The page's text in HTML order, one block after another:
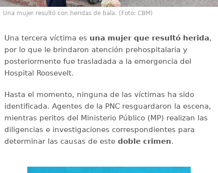
Una mujer resultó con heridas de bala. (Foto: CBM)
Una tercera víctima es una mujer que resultó herida,
por lo que le brindaron atención prehospitalaria y
posteriormente fue trasladada a la emergencia del
Hospital Roosevelt.
Hasta el momento, ninguna de las víctimas ha sido
identificada. Agentes de la PNC resguardaron la escena,
mientras peritos del Ministerio Público (MP) realizan las
diligencias e investigaciones correspondientes para
determinar las causas de este doble crimen.